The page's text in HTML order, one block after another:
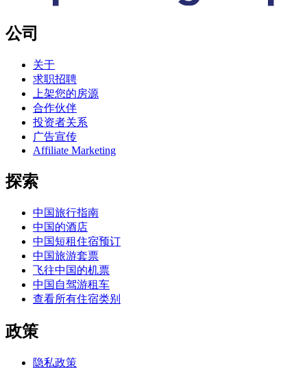
公司
关于
求职招聘
上架您的房源
合作伙伴
投资者关系
广告宣传
Affiliate Marketing
探索
中国旅行指南
中国的酒店
中国短租住宿预订
中国旅游套票
飞往中国的机票
中国自驾游租车
查看所有住宿类别
政策
隐私政策